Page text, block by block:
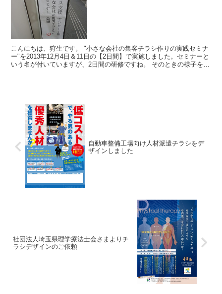
こんにちは、狩生です。 "小さな会社の集客チラシ作りの実践セミナ
ー"を2013年12月4日＆11日の【2日間】で実施しました。セミナーと
いう名が付いていますが、2日間の研修ですね。 そのときの様子を写
自動車整備工場向け人材派遣チラシをデ
ザインしました
社団法人埼玉県理学療法士会さまよりチ
ラシデザインのご依頼